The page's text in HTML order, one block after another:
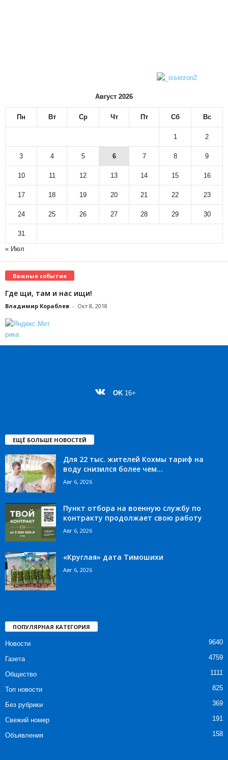
Август 2026
Пн Вт Ср Чт Пт Сб Вс
1 2
3 4 5 6 7 8 9
10 11 12 13 14 15 16
17 18 19 20 21 22 23
24 25 26 27 28 29 30
31
« Июл
Важные события
Где щи, там и нас ищи!
Владимир Кораблев - Окт 8, 2018
OK 16+
ЕЩЁ БОЛЬШЕ НОВОСТЕЙ
Для 22 тыс. жителей Кохмы тариф на
воду снизился более чем...
Авг 6, 2026
Пункт отбора на военную службу по
контракту продолжает свою работу
Авг 6, 2026
«Круглая» дата Тимошихи
Авг 6, 2026
ПОПУЛЯРНАЯ КАТЕГОРИЯ
Новости 9640
Газета 4759
Общество 1111
Топ новости 825
Без рубрики 369
Свежий номер 191
Объявления 158